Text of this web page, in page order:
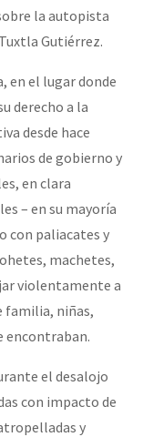
la autopista
Gutiérrez.
en el lugar donde
derecho a la
desde hace
de gobierno y
en clara
– en su mayoría
con paliacates y
machetes,
violentamente a
familia, niñas,
encontraban.
el desalojo
con impacto de
y